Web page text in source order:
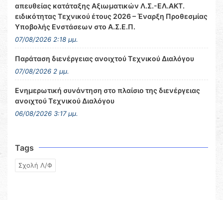
απευθείας κατάταξης Αξιωματικών Λ.Σ.-ΕΛ.ΑΚΤ.
ειδικότητας Τεχνικού έτους 2026 – Έναρξη Προθεσμίας
Υποβολής Ενστάσεων στο Α.Σ.Ε.Π.
07/08/2026 2:18 μμ.
Παράταση διενέργειας ανοιχτού Τεχνικού Διαλόγου
07/08/2026 2 μμ.
Ενημερωτική συνάντηση στο πλαίσιο της διενέργειας
ανοιχτού Τεχνικού Διαλόγου
06/08/2026 3:17 μμ.
Tags
Σχολή Λ/Φ